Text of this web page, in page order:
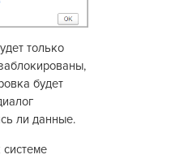
только
будет
ли данные.